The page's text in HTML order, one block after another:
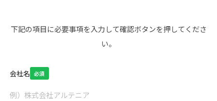
下記の項目に必要事項を入力して確認ボタンを押してくださ
い。
会社名 必須